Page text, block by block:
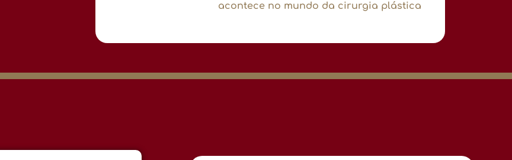
acontece no mundo da cirurgia plástica